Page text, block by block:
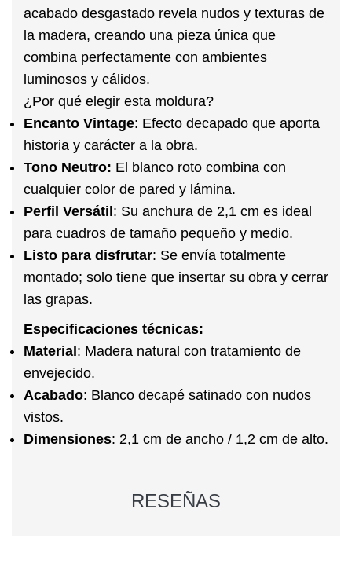
acabado desgastado revela nudos y texturas de
la madera, creando una pieza única que
combina perfectamente con ambientes
luminosos y cálidos.
¿Por qué elegir esta moldura?
Encanto Vintage: Efecto decapado que aporta
historia y carácter a la obra.
Tono Neutro: El blanco roto combina con
cualquier color de pared y lámina.
Perfil Versátil: Su anchura de 2,1 cm es ideal
para cuadros de tamaño pequeño y medio.
Listo para disfrutar: Se envía totalmente
montado; solo tiene que insertar su obra y cerrar
las grapas.
Especificaciones técnicas:
Material: Madera natural con tratamiento de
envejecido.
Acabado: Blanco decapé satinado con nudos
vistos.
Dimensiones: 2,1 cm de ancho / 1,2 cm de alto.
RESEÑAS